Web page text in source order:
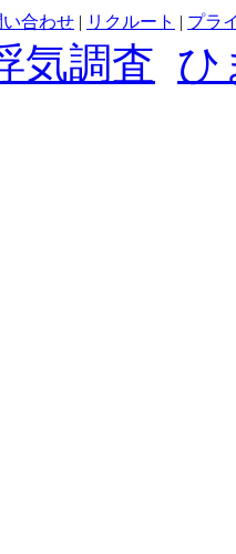
い合わせ | リクルート | プラ
気調査 ひ